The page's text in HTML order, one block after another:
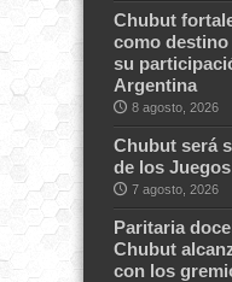
Chubut
como destino
su
Argentina
8 agosto, 2026
Chubut será
de los
7 agosto, 2026
Paritaria
Chubut
con los